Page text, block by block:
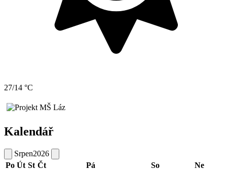
27/14 °C
Kalendář
Srpen2026
Po Út St Čt Pá So Ne